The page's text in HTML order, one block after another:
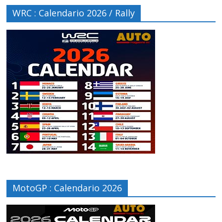
WRC : Calendario 2026 / Rally
MotoGP : Calendario 2026